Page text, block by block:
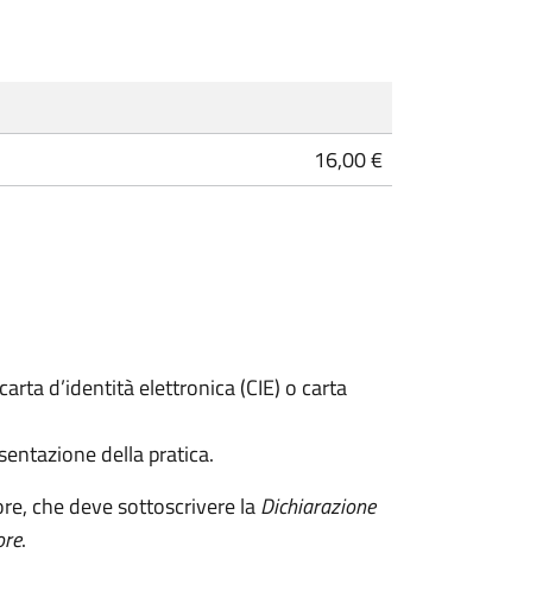
16,00 €
d’identità elettronica (CIE) o carta
della pratica.
che deve sottoscrivere laDichiarazione
.